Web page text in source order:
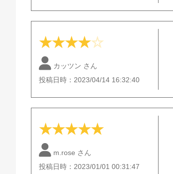
★★★★☆
カッツン さん
投稿日時：2023/04/14 16:32:40
★★★★★
m.rose さん
投稿日時：2023/01/01 00:31:47